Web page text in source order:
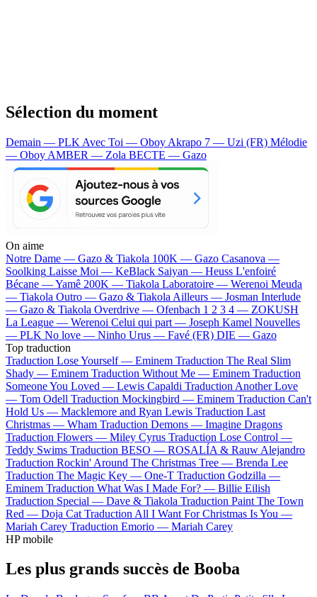
Sélection du moment
Demain — PLK Avec Toi — Oboy Akrapo 7 — Uzi (FR) Mélodie
— Oboy AMBER — Zola BECTE — Gazo
On aime
Notre Dame — Gazo & Tiakola 100K — Gazo Casanova —
Soolking Laisse Moi — KeBlack Saiyan — Heuss L'enfoiré
Bécane —Yamê 200K — Tiakola Laboratoire — Werenoi Meuda
— Tiakola Outro — Gazo & Tiakola Ailleurs — Josman Interlude
— Gazo & Tiakola Overdrive — Ofenbach 1 2 3 4 — ZOKUSH
La League — Werenoi Celui qui part — Joseph Kamel Nouvelles
— PLK No love — Ninho Urus — Favé (FR) DIE — Gazo
Top traduction
Traduction Lose Yourself — Eminem Traduction The Real Slim
Shady — Eminem Traduction Without Me — Eminem Traduction
Someone You Loved — Lewis Capaldi Traduction Another Love
— Tom Odell Traduction Mockingbird — Eminem Traduction Can't
Hold Us — Macklemore and Ryan Lewis Traduction Last
Christmas — Wham Traduction Demons — Imagine Dragons
Traduction Flowers — Miley Cyrus Traduction Lose Control —
Teddy Swims Traduction BESO — ROSALÍA & Rauw Alejandro
Traduction Rockin' Around The Christmas Tree — Brenda Lee
Traduction The Magic Key — One-T Traduction Godzilla —
Eminem Traduction What Was I Made For? — Billie Eilish
Traduction Special — Dave & Tiakola Traduction Paint The Town
Red — Doja Cat Traduction All I Want For Christmas Is You —
Mariah Carey Traduction Emorio — Mariah Carey
HP mobile
Les plus grands succès de Booba